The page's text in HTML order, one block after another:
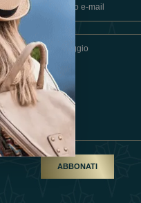
ABBONATI